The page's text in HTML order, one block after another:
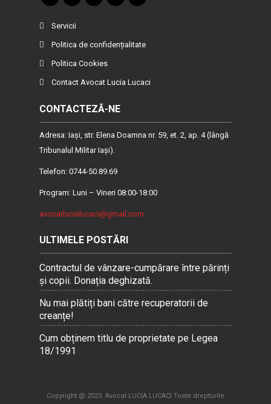
Servicii
Politica de confidențialitate
Politica Cookies
Contact Avocat Lucia Lucaci
CONTACTEZĂ-NE
Adresa: Iaşi, str. Elena Doamna nr. 59, et. 2, ap. 4 (lângă
Tribunalul Militar Iaşi).
Telefon: 0744-50.89.69
Program: Luni – Vineri 08:00-18:00
avocatlucialucaci@gmail.com
ULTIMELE POSTĂRI
Contractul de vânzare-cumpărare între părinți
și copii. Donația deghizată.
Nu mai plătiți bani către recuperatorii de
creanțe!
Cum obținem titlu de proprietate pe Legea
18/1991
Copyright @ 2023. Avocat LUCIA LUCACI Toate drepturile